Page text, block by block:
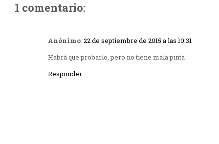
1 comentario:
Anónimo 22 de septiembre de 2015 a las 10:31
Habrá que probarlo, pero no tiene mala pinta
Responder